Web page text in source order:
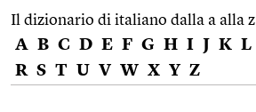
Il dizionario di italiano dalla a alla z
A B C D E F G H I J K L
R S T U V W X Y Z